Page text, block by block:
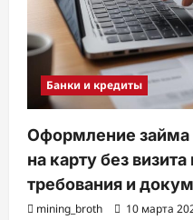
Банки и кредиты
Оформление займа
на карту без
требования и
mining_broth 10 марта